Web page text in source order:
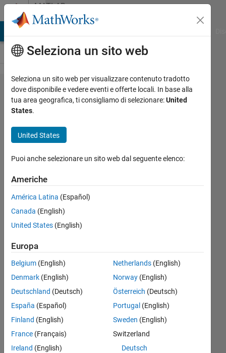
Vai al contenutoMATLAB
Answers
How do I
normalise
that is
Singular
or badly
scale
Cutie
2022
Risposta
Aggiornato
24 Ott
2022
3
Visualizzazioni
(30 giorni)
Seleziona un sito web
Seleziona un sito web per visualizzare contenuto tradotto
dove disponibile e vedere eventi e offerte locali. In base alla
tua area geografica, ti consigliamo di selezionare:United
States.
United States
Puoi anche selezionare un sito web dal seguente elenco:
Americhe
América Latina (Español)
Canada (English)
United States (English)
Europa
Belgium (English)
Denmark (English)
Deutschland (Deutsch)
España (Español)
Finland (English)
France (Français)
Ireland (English)
Netherlands(English)
Norway(English)
Österreich (Deutsch)
Portugal (English)
Sweden (English)
Switzerland
Deutsch